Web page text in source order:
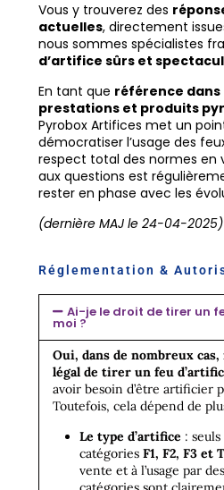
Vous y trouverez des
actuelles, directement
nous sommes spécialistes
d’artifice sûrs et
En tant que référence dans
prestations et produits
Pyrobox Artifices met un
démocratiser l’usage des
respect total des normes en
aux questions est
rester en phase avec les
(dernière MAJ le 24-04-2025)
Réglementation &
Ai-je le droit de tirer un
moi ?
Oui, dans de nombreux
légal de tirer un feu
avoir besoin d’être artificier
Toutefois, cela dépend de
Le type d’artifice :
catégories F1, F2, F3 et
vente et à l’usage par